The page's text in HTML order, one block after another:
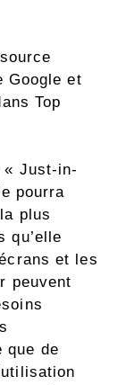
Google et
Top
« Just-in-
pourra
plus
qu’elle
et les
peuvent
que de